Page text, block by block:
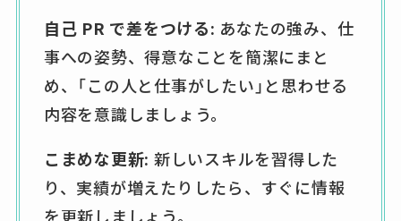
自己 PR で差をつける: あなたの強み、仕
事への姿勢、得意なことを簡潔にまと
め、「この人と仕事がしたい」と思わせる
内容を意識しましょう。
こまめな更新: 新しいスキルを習得した
り、実績が増えたりしたら、すぐに情報
を更新しましょう。